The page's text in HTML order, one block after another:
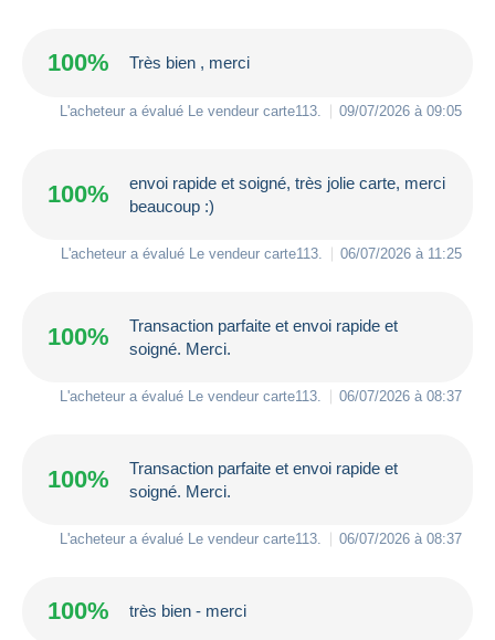
100% Très bien , merci
L'acheteur a évalué Le vendeur carte113 09/07/2026 à 09:05
100%
envoi rapide et soigné, très jolie carte, merci
beaucoup :)
L'acheteur a évalué Le vendeur carte113 06/07/2026 à 11:25
100%
Transaction parfaite et envoi rapide et
soigné. Merci.
L'acheteur a évalué Le vendeur carte113 06/07/2026 à 08:37
100%
Transaction parfaite et envoi rapide et
soigné. Merci.
L'acheteur a évalué Le vendeur carte113 06/07/2026 à 08:37
100% très bien - merci